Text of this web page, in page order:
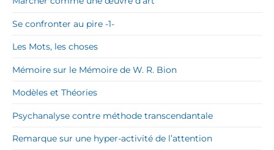
Se confronter au pire -1-
Les Mots, les choses
Mémoire sur le Mémoire de W. R. Bion
Modèles et Théories
Psychanalyse contre méthode transcendantale
Remarque sur une hyper-activité de l’attention